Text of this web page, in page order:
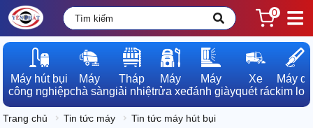
0
Máy hút bụi
công nghiệp
Máy
chà sàn
Tháp
giải nhiệt
Máy
rửa xe
Máy
đánh giày
Xe
quét rác
Máy dò
kim loại
Trang chủ Tin tức máy Tin tức máy hút bụi